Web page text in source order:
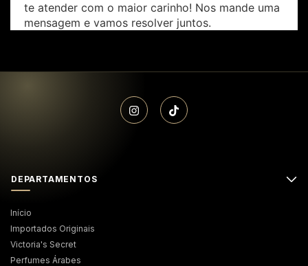
te atender com o maior carinho! Nos mande uma
mensagem e vamos resolver juntos.
DEPARTAMENTOS
Início
Importados Originais
Victoria's Secret
Perfumes Árabes